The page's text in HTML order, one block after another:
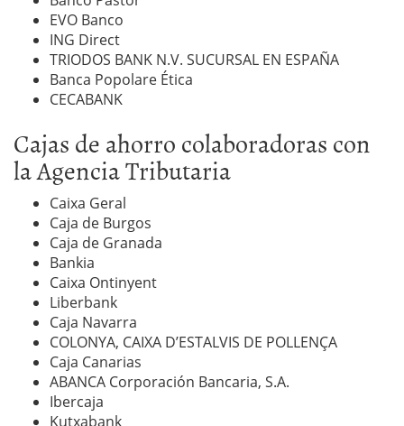
EVO Banco
ING Direct
TRIODOS BANK N.V. SUCURSAL EN ESPAÑA
Banca Popolare Ética
CECABANK
Cajas de ahorro colaboradoras con
la Agencia Tributaria
Caixa Geral
Caja de Burgos
Caja de Granada
Bankia
Caixa Ontinyent
Liberbank
Caja Navarra
COLONYA, CAIXA D’ESTALVIS DE POLLENÇA
Caja Canarias
ABANCA Corporación Bancaria, S.A.
Ibercaja
Kutxabank